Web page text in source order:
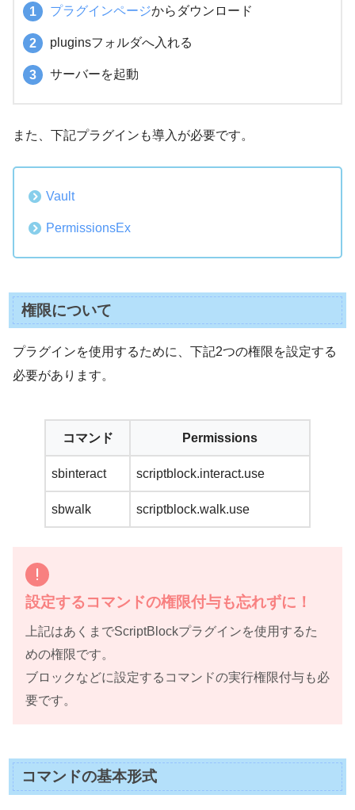
プラグインページからダウンロード
pluginsフォルダへ入れる
サーバーを起動
また、下記プラグインも導入が必要です。
Vault
PermissionsEx
権限について
プラグインを使用するために、下記2つの権限を設定する
必要があります。
コマンド Permissions
sbinteract scriptblock.interact.use
sbwalk scriptblock.walk.use
設定するコマンドの権限付与も忘れずに！
上記はあくまでScriptBlockプラグインを使用するた
めの権限です。
ブロックなどに設定するコマンドの実行権限付与も必
要です。
コマンドの基本形式